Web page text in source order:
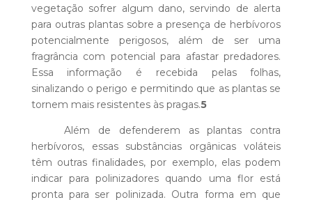
vegetação sofrer algum dano, servindo de alerta
para outras plantas sobre a presença de herbívoros
potencialmente perigosos, além de ser uma
fragrância com potencial para afastar predadores.
Essa informação é recebida pelas folhas,
sinalizando o perigo e permitindo que as plantas se
tornem mais resistentes às pragas.5
Além de defenderem as plantas contra
herbívoros, essas substâncias orgânicas voláteis
têm outras finalidades, por exemplo, elas podem
indicar para polinizadores quando uma flor está
pronta para ser polinizada. Outra forma em que